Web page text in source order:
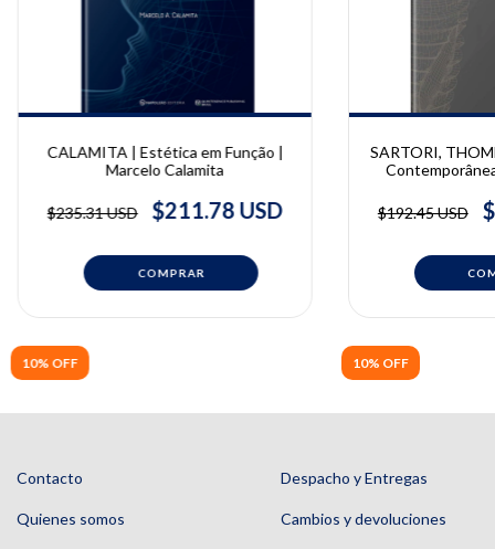
10% OFF
CALAMITA | Estética em Função |
Marcelo Calamita
$235.31 USD $211.78 USD
10% OFF
SARTORI,
$192.45 USD
Contacto
Quienes somos
Despacho y Entregas
Cambios y devoluciones